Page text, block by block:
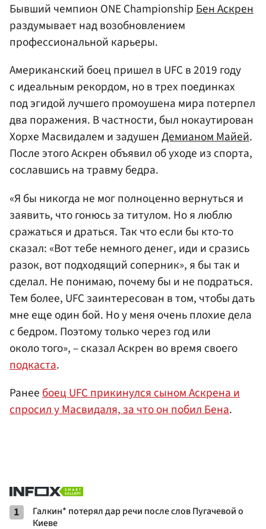
Бывший чемпион ONE ChampionshipБен Аскрен
раздумывает над возобновлением
профессиональной карьеры.
Американский боец пришел в UFC в 2019 году
с идеальным рекордом, но в трех поединках
под эгидой лучшего промоушена мира потерпел
два поражения. В частности, был нокаутирован
Хорхе Масвидалем и задушенДемианом Майей.
После этого Аскрен объявил об уходе из спорта,
сославшись на травму бедра.
«Я бы никогда не мог полноценно вернуться и
заявить, что гонюсь за титулом. Но я люблю
сражаться и драться. Так что если бы кто-то
сказал: «Вот тебе немного денег, иди и сразись
разок, вот подходящий соперник», я бы так и
сделал. Не понимаю, почему бы и не подраться.
Тем более, UFC заинтересован в том, чтобы дать
мне еще один бой. Но у меня очень плохие дела
с бедром. Поэтому только через год или
около того», – сказал Аскрен во время своего
подкаста.
Ранеебоец UFC прикинулся сыном Аскрена и
спросил у Масвидаля, за что он побил Бена.
1
Галкин* потерял дар речи после слов Пугачевой о
Киеве